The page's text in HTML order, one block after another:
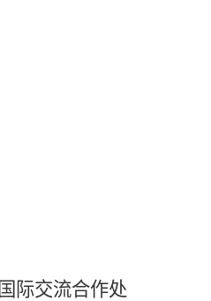
国际交流合作处